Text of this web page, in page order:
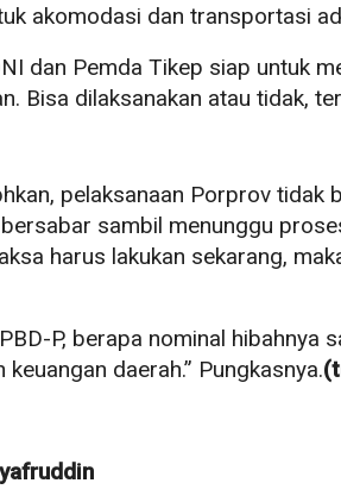
akomodasi dan transportasi
dan Pemda Tikep siap untuk
Bisa dilaksanakan atau tidak,
pelaksanaan Porprov tidak
sambil menunggu
harus lakukan sekarang,
P, berapa nominal hibahnya
daerah.” Pungkasnya.